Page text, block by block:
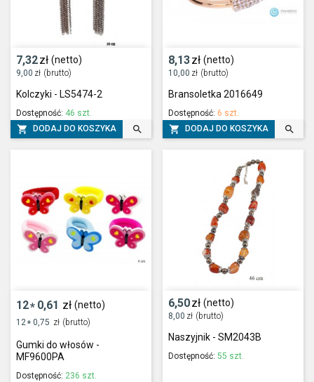
7,32zł (netto)
9,00 zł (brutto)
Kolczyki - LS5474-2
Dostępność: 46 szt.
 DODAJ DO KOSZYKA 
8,13zł (netto)
10,00 zł (brutto)
Bransoletka 2016649
Dostępność: 6 szt.
 DODAJ DO KOSZYKA 
12* 0,61 zł (netto)
12 * 0,75 zł (brutto)
Gumki do włosów -
MF9600PA
Dostępność: 236 szt.
6,50zł (netto)
8,00 zł (brutto)
Naszyjnik - SM2043B
Dostępność: 55 szt.